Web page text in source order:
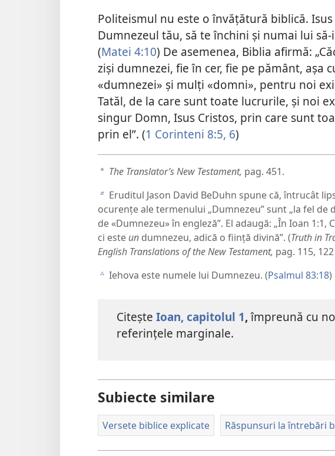
Politeismul nu este o învățătură biblică. Isus
Dumnezeul tău, să te închini și numai lui
(Matei 4:10) De asemenea, Biblia afirmă:
ziși dumnezei, fie în cer, fie pe pământ, așa
«dumnezei» și mulți «domni», pentru noi
Tatăl, de la care sunt toate lucrurile, și noi
singur Domn, Isus Cristos, prin care sunt
prin el”. (1 Corinteni 8:5, 6)
a The Translator’s New Testament, pag. 451.
b Eruditul Jason David BeDuhn spune că, întrucât
ocurențe ale termenului „Dumnezeu” sunt „la fel de
de «Dumnezeu» în engleză”. El adaugă: „În Ioan
ci este un dumnezeu, adică o ființă divină”. (Truth in
English Translations of the New Testament, pag. 115,
c Iehova este numele lui Dumnezeu. (Psalmul 83:18)
Citește Ioan, capitolul 1,împreună cu
referințele marginale.
Subiecte similare
Versete biblice explicate Răspunsuri la întrebări